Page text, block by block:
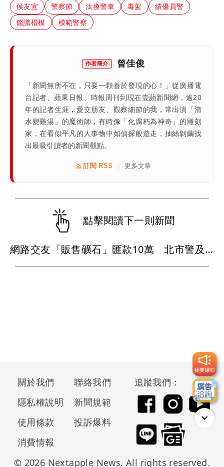
侯友宜 警察節 汰換警車 毒駕
績優員警
鑑識楷模
模範警察
作者簡介 曾佳俊
「新聞無所不在，只要一顆善於發現的心！」從廣播電
台記者、蘋果日報、時報周刊到現在壹蘋新聞網，逾20
年的記者生涯，愛交朋友、觀察細節的我，常出演「清
水變雞湯」的魔術師，有時像「化腐朽為神奇」的雕刻
家，在看似平凡的人事物中如偵探般遊走，抽絲剝繭找
出最吸引讀者的新聞觀點。
訂閱 RSS 更多文章
點擊閱讀下一則新聞
網路交友「販售礦石」匯款10萬 北市警及時攔阻
關於我們
聯絡我們
隱私權說明
新聞規範
使用條款
投訴爆料
消費情報
追蹤我們：
© 2026 Nextapple News. All rights reserved.